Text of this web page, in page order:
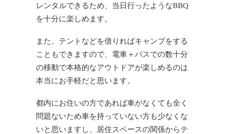
レンタルできるため、当日行ったようなBBQ
を十分に楽しめます。
また、テントなどを借りればキャンプをする
こともできますので、電車＋バスでの数十分
の移動で本格的なアウトドアが楽しめるのは
本当にお手軽だと思います。
都内にお住いの方であれば車がなくても全く
問題ないため車を持っていない方も少なくな
いと思いますし、居住スペースの関係からテ